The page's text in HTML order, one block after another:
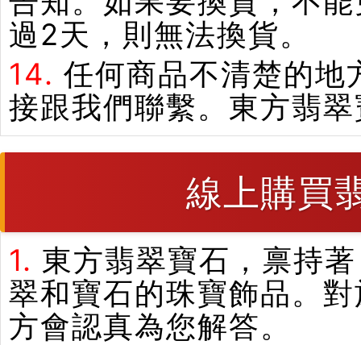
過2天，則無法換貨。
14. 任何商品不清楚的地
接跟我們聯繫。東方翡
線上購買
1. 東方翡翠寶石，禀持
翠和寶石的珠寶飾品。
方會認真為您解答。